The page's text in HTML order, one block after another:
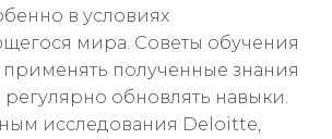
в условиях
мира. Советы обучения
полученные знания
регулярно обновлять навыки.
исследования Deloitte,